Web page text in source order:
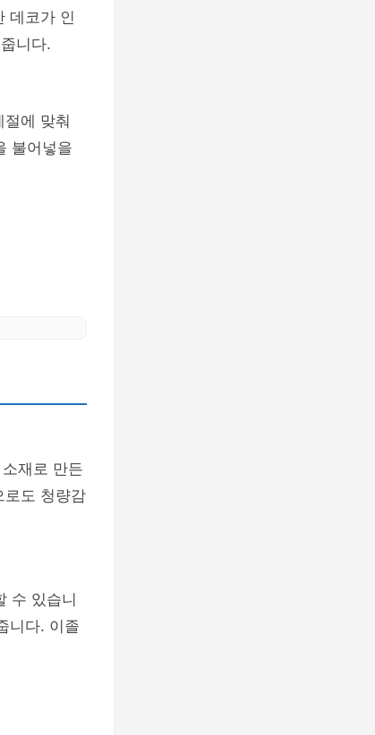
데코가 인
니다.
에 맞춰
불어넣을
재로 만든
로도 청량감
수 있습니
니다. 이졸